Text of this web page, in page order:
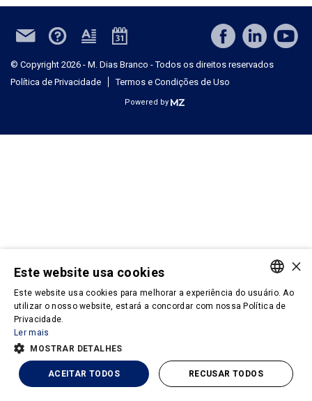
© Copyright 2026 - M. Dias Branco - Todos os direitos reservados
Política de Privacidade
Termos e Condições de Uso
Powered by
PORTUGUESE
×
Este website usa cookies
Este website usa cookies para melhorar a experiência do usuário. Ao
utilizar o nosso website, estará a concordar com nossa Política de
Privacidade.
Ler mais
MOSTRAR DETALHES
ACEITAR TODOS RECUSAR TODOS